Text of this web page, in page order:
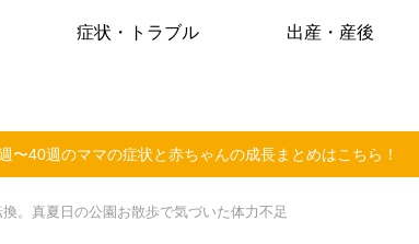
症状・トラブル 出産・産後
〜40週のママの症状と赤ちゃんの成長まとめはこちら！
。真夏日の公園お散歩で気づいた体力不足